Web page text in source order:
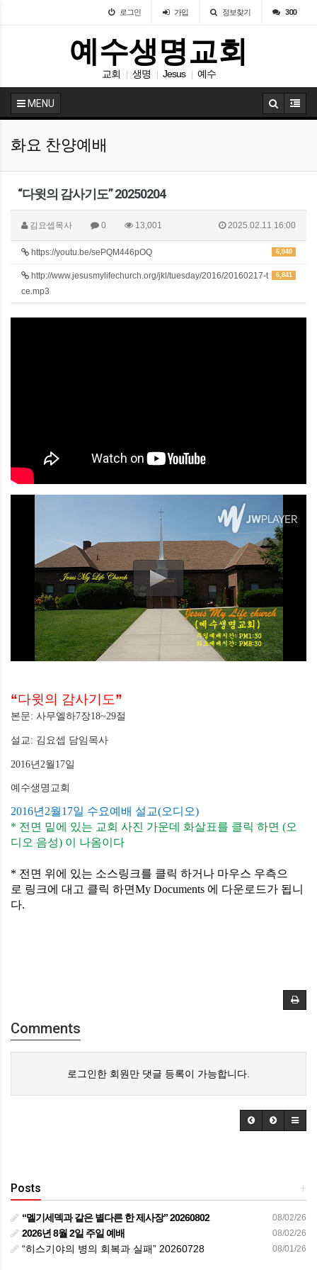
로그인 가입 정보찾기 300
예수생명교회
교회 생명 Jesus 예수
MENU
화요 찬양예배
“다윗의 감사기도” 20250204
김요셉목사 0 13,001 2025.02.11 16:00
6,940
https://youtu.be/sePQM446pOQ
6,841
http://www.jesusmylifechurch.org/jkl/tuesday/2016/20160217-t
ce.mp3
“다윗의 감사기도”
본문: 사무엘하7장18~29절
설교 : 김요셉 담임목사
2016년 2월 17일
예수생명교회
2016년 2월17일 수요예배 설교(오디오)
* 전면 밑에 있는 교회 사진 가운데 화살표를 클릭 하면 (오
디오 음성) 이 나옴이다
* 전면 위에 있는 소스링크를 클릭 하거나 마우스 우측으
로 링크에 대고 클릭 하면My Documents 에 다운로드가 됩니
다.
Comments
로그인한 회원만 댓글 등록이 가능합니다.
+
Posts
08/02/26
“멜기세덱과 같은 별다른 한 제사장” 20260802
08/02/26
2026년 8월 2일 주일 예배
08/01/26
“히스기야의 병의 회복과 실패” 20260728